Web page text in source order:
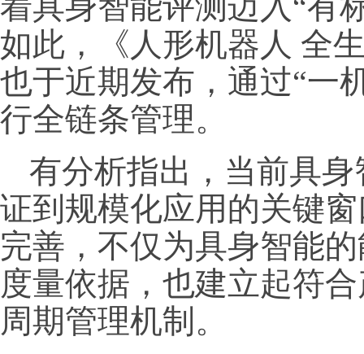
如此，《人形机器人 全
也于近期发布，通过“一
行全链条管理。
有分析指出，当前具
证到规模化应用的关键
完善，不仅为具身智能
度量依据，也建立起符
周期管理机制。